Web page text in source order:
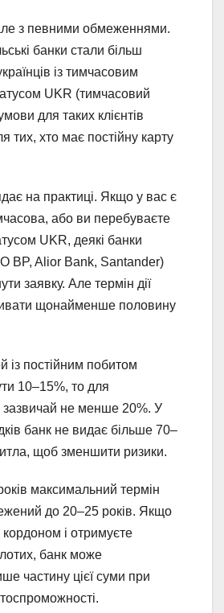
з певними обмеженнями.
банки стали більш
із тимчасовим
UKR (тимчасовий
для таких клієнтів
тих, хто має постійну карту
на практиці. Якщо у вас є
або ви перебуваєте
UKR, деякі банки
BP, Alior Bank, Santander)
заявку. Але термін дії
щонайменше половину
постійним побитом
10–15%, то для
не менше 20%. У
банк не видає більше 70–
щоб зменшити ризики.
максимальний термін
до 20–25 років. Якщо
і отримуєте
банк може
частину цієї суми при